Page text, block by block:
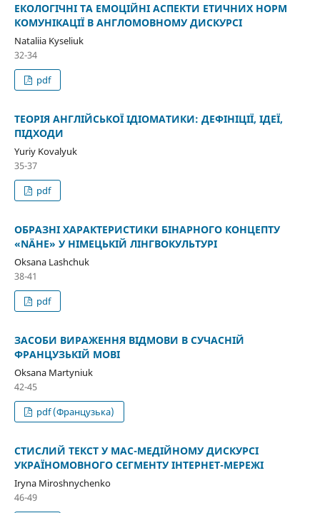
ЕКОЛОГІЧНІ ТА ЕМОЦІЙНІ АСПЕКТИ ЕТИЧНИХ НОРМ
КОМУНІКАЦІЇ В АНГЛОМОВНОМУ ДИСКУРСІ
Nataliia Kyseliuk
32-34
pdf
ТЕОРІЯ АНГЛІЙСЬКОЇ ІДІОМАТИКИ: ДЕФІНІЦІЇ, ІДЕЇ,
ПІДХОДИ
Yuriy Kovalyuk
35-37
pdf
ОБРАЗНІ ХАРАКТЕРИСТИКИ БІНАРНОГО КОНЦЕПТУ
«NÄHE» У НІМЕЦЬКІЙ ЛІНГВОКУЛЬТУРІ
Oksana Lashchuk
38-41
pdf
ЗАСОБИ ВИРАЖЕННЯ ВІДМОВИ В СУЧАСНІЙ
ФРАНЦУЗЬКІЙ МОВІ
Oksana Martyniuk
42-45
pdf (Французька)
СТИСЛИЙ ТЕКСТ У МАС-МЕДІЙНОМУ ДИСКУРСІ
УКРАЇНОМОВНОГО СЕГМЕНТУ ІНТЕРНЕТ-МЕРЕЖІ
Iryna Miroshnychenko
46-49